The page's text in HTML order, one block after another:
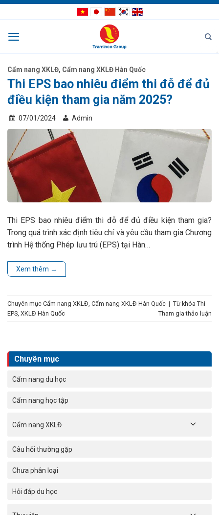
Bỏ
qua
dung
Chuyên mục
Cẩm nang du học
Cẩm nang học tập
Cẩm nang XKLĐ
Câu hỏi thường gặp
Chưa phân loại
Hỏi đáp du học
Cẩm nang XKLĐ, Cẩm nang XKLĐ Hàn Quốc
Thi EPS bao nhiêu điểm thi đỗ để đủ
điều kiện tham gia năm 2025?
07/01/2024 Admin
Thi EPS bao nhiêu điểm thi đỗ để đủ điều kiện tham gia?
Trong quá trình xác định tiêu chí và yêu cầu tham gia Chương
trình Hệ thống Phép lưu trú (EPS) tại Hàn…
Xem thêm →
Chuyên mục Cẩm nang XKLĐ Cẩm nang XKLĐ Hàn Quốc | Từ khóa Thi
EPS XKLĐ Hàn Quốc Tham gia thảo luận